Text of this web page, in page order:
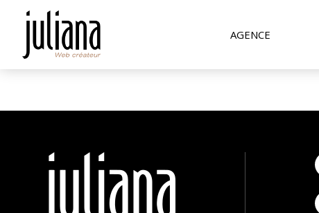
AGENCE